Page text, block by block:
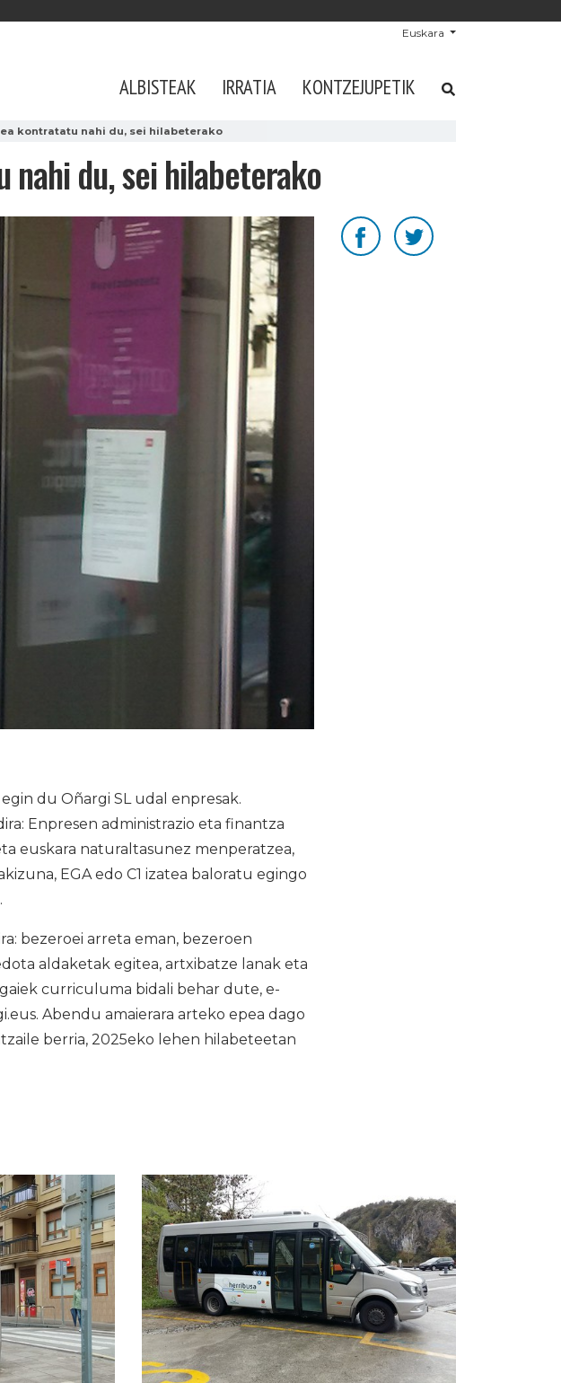
Euskara
ALBISTEAK IRRATIA KONTZEJUPETIK
kontratatu nahi du, sei hilabeterako
du, sei hilabeterako
du Oñargi SL udal enpresak.
Enpresen administrazio eta finantza
euskara naturaltasunez menperatzea,
EGA edo C1 izatea baloratu egingo
bezeroei arreta eman, bezeroen
aldaketak egitea, artxibatze lanak eta
curriculuma bidali behar dute, e-
Abendu amaierara arteko epea dago
berria, 2025eko lehen hilabeteetan